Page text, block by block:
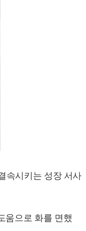
속시키는 성장 서사
움으로 화를 면했